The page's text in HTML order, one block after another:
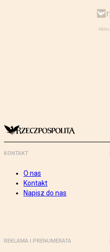
KONTAKT
O nas
Kontakt
Napisz do nas
REKLAMA I PRENUMERATA